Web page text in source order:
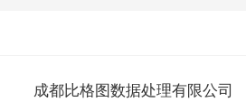
成都比格图数据处理有限公司